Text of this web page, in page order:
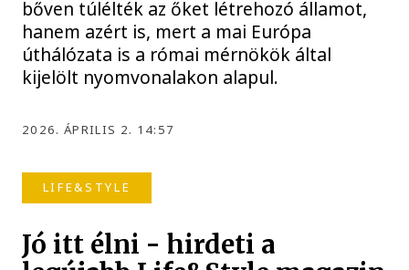
bőven túlélték az őket létrehozó államot,
hanem azért is, mert a mai Európa
úthálózata is a római mérnökök által
kijelölt nyomvonalakon alapul.
2026. ÁPRILIS 2. 14:57
LIFE&STYLE
Jó itt élni - hirdeti a